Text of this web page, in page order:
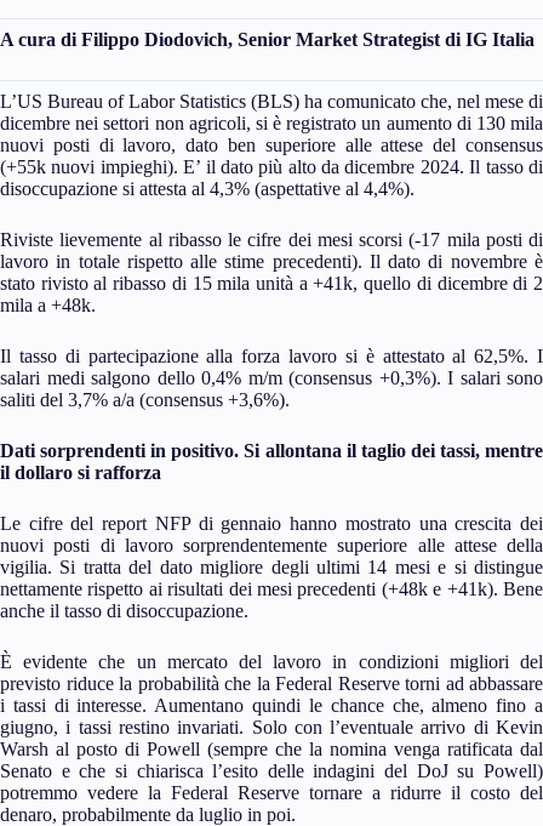
A cura di Filippo Diodovich, Senior Market Strategist di IG Italia
L’US Bureau of Labor Statistics (BLS) ha comunicato che, nel mese di
dicembre nei settori non agricoli, si è registrato un aumento di 130 mila
nuovi posti di lavoro, dato ben superiore alle attese del consensus
(+55k nuovi impieghi). E’ il dato più alto da dicembre 2024. Il tasso di
disoccupazione si attesta al 4,3% (aspettative al 4,4%).
Riviste lievemente al ribasso le cifre dei mesi scorsi (-17 mila posti di
lavoro in totale rispetto alle stime precedenti). Il dato di novembre è
stato rivisto al ribasso di 15 mila unità a +41k, quello di dicembre di 2
mila a +48k.
Il tasso di partecipazione alla forza lavoro si è attestato al 62,5%. I
salari medi salgono dello 0,4% m/m (consensus +0,3%). I salari sono
saliti del 3,7% a/a (consensus +3,6%).
Dati sorprendenti in positivo. Si allontana il taglio dei tassi, mentre
il dollaro si rafforza
Le cifre del report NFP di gennaio hanno mostrato una crescita dei
nuovi posti di lavoro sorprendentemente superiore alle attese della
vigilia. Si tratta del dato migliore degli ultimi 14 mesi e si distingue
nettamente rispetto ai risultati dei mesi precedenti (+48k e +41k). Bene
anche il tasso di disoccupazione.
È evidente che un mercato del lavoro in condizioni migliori del
previsto riduce la probabilità che la Federal Reserve torni ad abbassare
i tassi di interesse. Aumentano quindi le chance che, almeno fino a
giugno, i tassi restino invariati. Solo con l’eventuale arrivo di Kevin
Warsh al posto di Powell (sempre che la nomina venga ratificata dal
Senato e che si chiarisca l’esito delle indagini del DoJ su Powell)
potremmo vedere la Federal Reserve tornare a ridurre il costo del
denaro, probabilmente da luglio in poi.